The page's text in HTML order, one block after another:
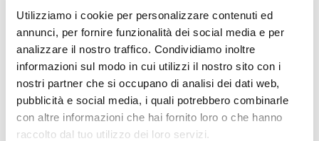
Utilizziamo i cookie per personalizzare contenuti ed
annunci, per fornire funzionalità dei social media e per
analizzare il nostro traffico. Condividiamo inoltre
informazioni sul modo in cui utilizzi il nostro sito con i
nostri partner che si occupano di analisi dei dati web,
pubblicità e social media, i quali potrebbero combinarle
con altre informazioni che hai fornito loro o che hanno
raccolto dal tuo utilizzo dei loro servizi.
La tradizione gastronomica è ricca e variegata: il Bitto
DOP, formaggio d'alpeggio prodotto nelle valli
circostanti, è una delle eccellenze locali. Non mancano
i pizzoccheri, gli sciatt e la polenta taragna. I vini
valtellinesi, come il Valtellina Superiore e lo Sforzato,
accompagnano perfettamente questi piatti.​